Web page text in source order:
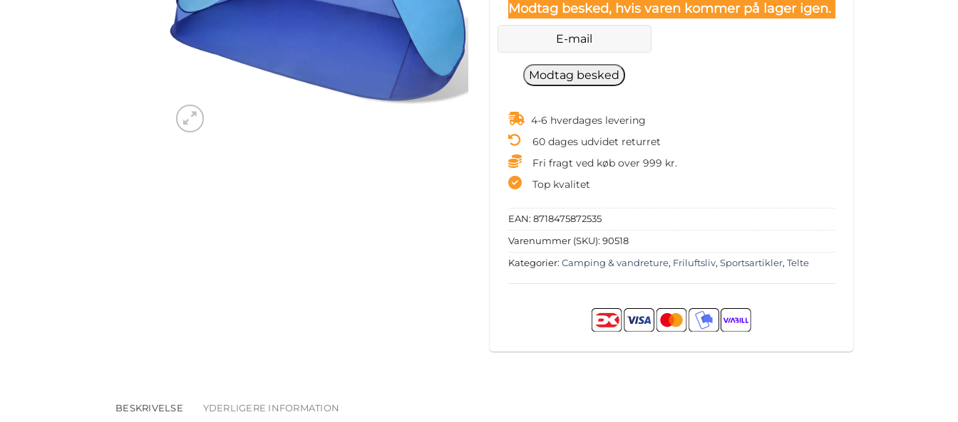
Modtag besked, hvis varen kommer på lager igen.
4-6 hverdages levering
60 dages udvidet returret
Fri fragt ved køb over 999 kr.
Top kvalitet
EAN: 8718475872535
Varenummer (SKU): 90518
Kategorier: Camping & vandreture, Friluftsliv, Sportsartikler, Telte
BESKRIVELSE YDERLIGERE INFORMATION